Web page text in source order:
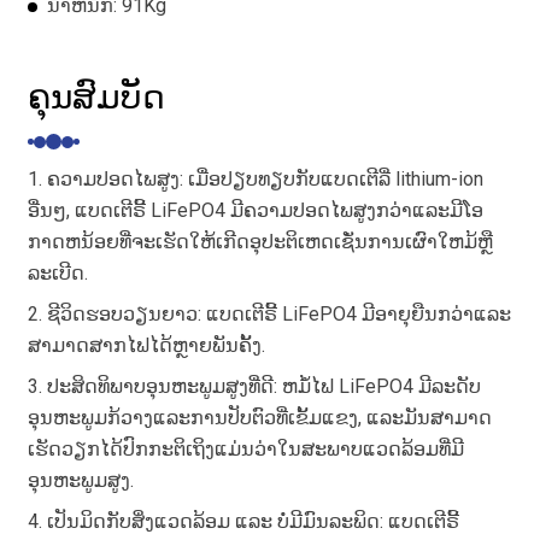
ນ້ໍາຫນັກ: 91Kg
ຄຸນສົມບັດ
1. ຄວາມປອດໄພສູງ: ເມື່ອປຽບທຽບກັບແບດເຕີລີ່ lithium-ion
ອື່ນໆ, ແບດເຕີຣີ້ LiFePO4 ມີຄວາມປອດໄພສູງກວ່າແລະມີໂອ
ກາດຫນ້ອຍທີ່ຈະເຮັດໃຫ້ເກີດອຸປະຕິເຫດເຊັ່ນການເຜົາໃຫມ້ຫຼື
ລະເບີດ.
2. ຊີວິດຮອບວຽນຍາວ: ແບດເຕີຣີ້ LiFePO4 ມີອາຍຸຍືນກວ່າແລະ
ສາມາດສາກໄຟໄດ້ຫຼາຍພັນຄັ້ງ.
3. ປະສິດທິພາບອຸນຫະພູມສູງທີ່ດີ: ຫມໍ້ໄຟ LiFePO4 ມີລະດັບ
ອຸນຫະພູມກ້ວາງແລະການປັບຕົວທີ່ເຂັ້ມແຂງ, ແລະມັນສາມາດ
ເຮັດວຽກໄດ້ປົກກະຕິເຖິງແມ່ນວ່າໃນສະພາບແວດລ້ອມທີ່ມີ
ອຸນຫະພູມສູງ.
4. ເປັນມິດກັບສິ່ງແວດລ້ອມ ແລະ ບໍ່ມີມົນລະພິດ: ແບດເຕີຣີ້